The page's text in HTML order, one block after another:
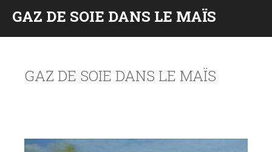
GAZ DE SOIE DANS LE MAÏS
GAZ DE SOIE DANS LE MAÏS